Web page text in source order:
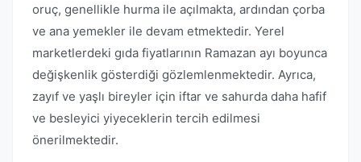
oruç, genellikle hurma ile açılmakta, ardından çorba
ve ana yemekler ile devam etmektedir. Yerel
marketlerdeki gıda fiyatlarının Ramazan ayı boyunca
değişkenlik gösterdiği gözlemlenmektedir. Ayrıca,
zayıf ve yaşlı bireyler için iftar ve sahurda daha hafif
ve besleyici yiyeceklerin tercih edilmesi
önerilmektedir.